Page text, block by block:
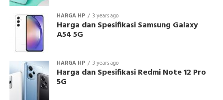
HARGA HP 3 years ago
Harga dan Spesifikasi Samsung Galaxy
A54 5G
HARGA HP 3 years ago
Harga dan Spesifikasi Redmi Note 12 Pro
5G